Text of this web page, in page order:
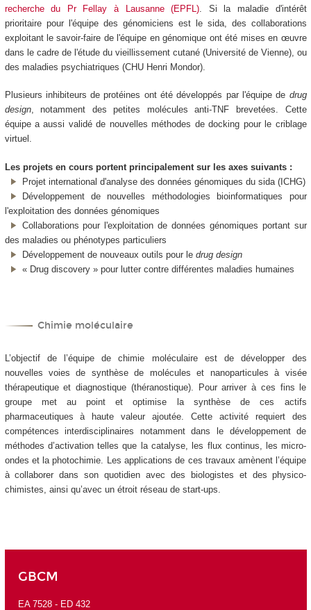
recherche du Pr Fellay à Lausanne (EPFL) . Si la maladie d'intérêt
prioritaire pour l'équipe des génomiciens est le sida, des collaborations
exploitant le savoir-faire de l'équipe en génomique ont été mises en œuvre
dans le cadre de l'étude du vieillissement cutané (Université de Vienne), ou
des maladies psychiatriques (CHU Henri Mondor).
Plusieurs inhibiteurs de protéines ont été développés par l'équipe de drug
design, notamment des petites molécules anti-TNF brevetées. Cette
équipe a aussi validé de nouvelles méthodes de docking pour le criblage
virtuel.
Les projets en cours portent principalement sur les axes suivants :
Projet international d'analyse des données génomiques du sida (ICHG)
Développement de nouvelles méthodologies bioinformatiques pour
l'exploitation des données génomiques
Collaborations pour l'exploitation de données génomiques portant sur
des maladies ou phénotypes particuliers
Développement de nouveaux outils pour le drug design
« Drug discovery » pour lutter contre différentes maladies humaines
Chimie moléculaire
L’objectif de l’équipe de chimie moléculaire est de développer des
nouvelles voies de synthèse de molécules et nanoparticules à visée
thérapeutique et diagnostique (théranostique). Pour arriver à ces fins le
groupe met au point et optimise la synthèse de ces actifs
pharmaceutiques à haute valeur ajoutée. Cette activité requiert des
compétences interdisciplinaires notamment dans le développement de
méthodes d’activation telles que la catalyse, les flux continus, les micro-
ondes et la photochimie. Les applications de ces travaux amènent l’équipe
à collaborer dans son quotidien avec des biologistes et des physico-
chimistes, ainsi qu’avec un étroit réseau de start-ups.
GBCM
EA 7528 - ED 432